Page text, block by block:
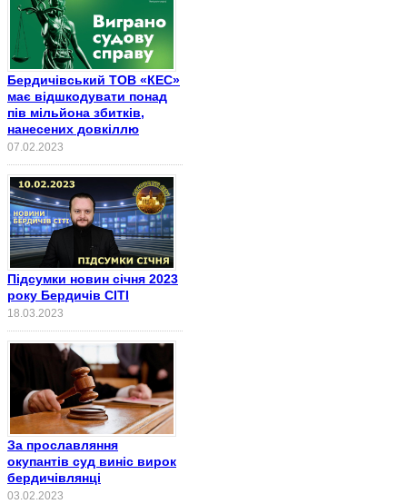
Бердичівський ТОВ «КЕС»
має відшкодувати понад
пів мільйона збитків,
нанесених довкіллю
07.02.2023
Підсумки новин січня 2023
року Бердичів СІТІ
18.03.2023
За прославляння
окупантів суд виніс вирок
бердичівлянці
03.02.2023